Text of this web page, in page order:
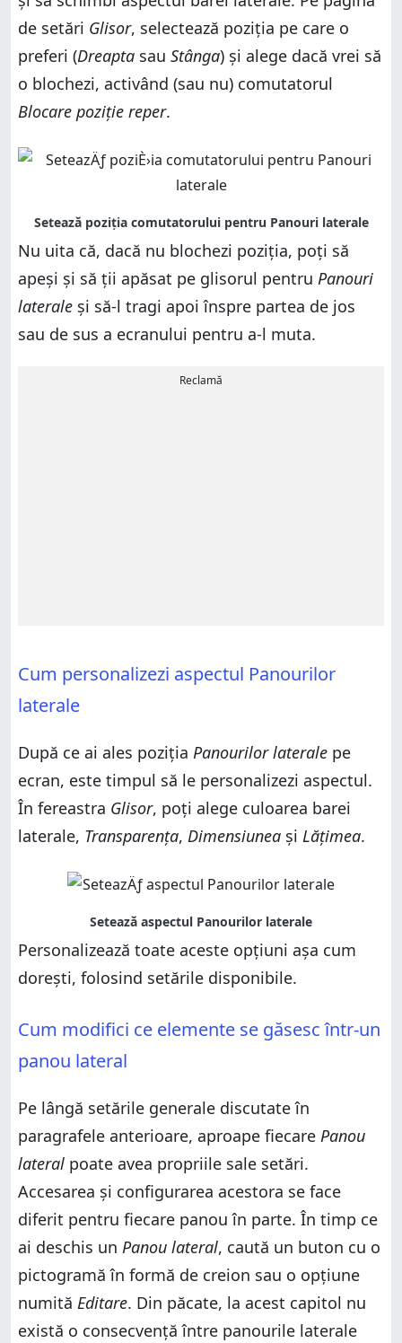
de setări Glisor, selectează poziția pe care o
preferi (Dreapta sau Stânga) și alege dacă vrei să
o blochezi, activând (sau nu) comutatorul
Blocare poziție reper.
Nu uita că, dacă nu blochezi poziția, poți să
apeși și să ții apăsat pe glisorul pentru Panouri
laterale și să-l tragi apoi înspre partea de jos
sau de sus a ecranului pentru a-l muta.
Reclamă
Cum personalizezi aspectul Panourilor
laterale
După ce ai ales poziția Panourilor laterale pe
ecran, este timpul să le personalizezi aspectul.
În fereastra Glisor, poți alege culoarea barei
laterale, Transparența, Dimensiunea și Lățimea.
Personalizează toate aceste opțiuni așa cum
dorești, folosind setările disponibile.
Cum modifici ce elemente se găsesc într-un
panou lateral
Pe lângă setările generale discutate în
paragrafele anterioare, aproape fiecare Panou
lateral poate avea propriile sale setări.
Accesarea și configurarea acestora se face
diferit pentru fiecare panou în parte. În timp ce
ai deschis un Panou lateral, caută un buton cu o
pictogramă în formă de creion sau o opțiune
numită Editare. Din păcate, la acest capitol nu
există o consecvență între panourile laterale